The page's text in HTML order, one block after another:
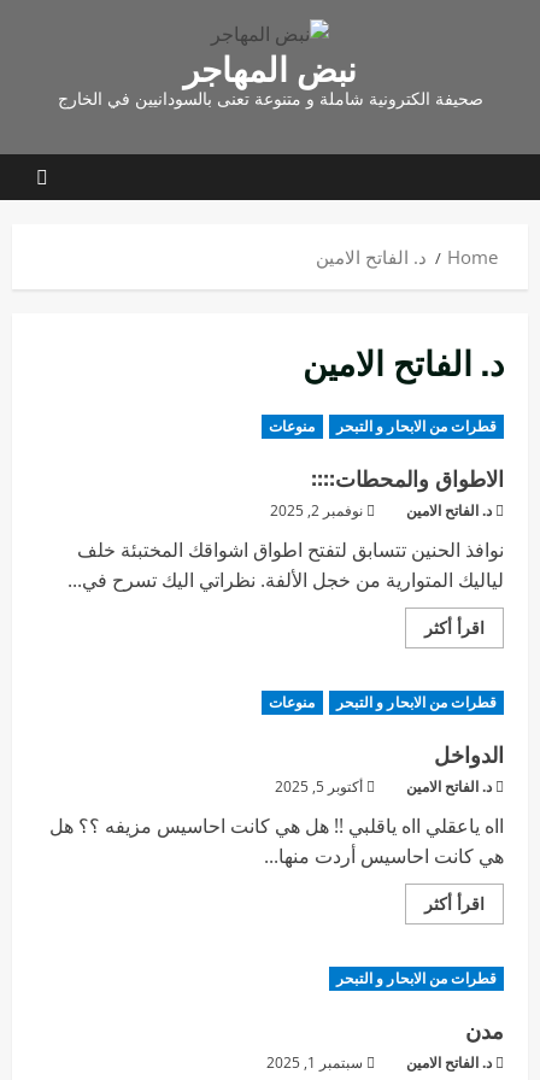
نبض المهاجر
صحيفة الكترونية شاملة و متنوعة تعنى بالسودانيين في الخارج
Home د. الفاتح الامين
د. الفاتح الامين
قطرات من الابحار و التبحر منوعات
الاطواق والمحطات::::
د. الفاتح الامين نوفمبر 2, 2025
نوافذ الحنين تتسابق لتفتح اطواق اشواقك المختبئة خلف
لياليك المتوارية من خجل الألفة. نظراتي اليك تسرح في...
اقرأ أكثر
قطرات من الابحار و التبحر منوعات
الدواخل
د. الفاتح الامين أكتوبر 5, 2025
ااه ياعقلي ااه ياقلبي !! هل هي كانت احاسيس مزيفه ؟؟ هل
هي كانت احاسيس أردت منها...
اقرأ أكثر
قطرات من الابحار و التبحر
مدن
د. الفاتح الامين سبتمبر 1, 2025